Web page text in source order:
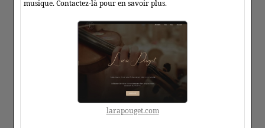
musique. Contactez-là pour en savoir plus.
larapouget.com